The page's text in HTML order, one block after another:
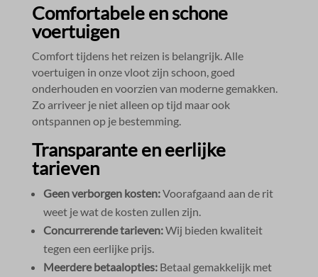
Comfortabele en schone
voertuigen
Comfort tijdens het reizen is belangrijk.​ Alle
voertuigen in onze vloot zijn schoon, goed
onderhouden en voorzien van moderne gemakken.​
Zo arriveer je niet alleen op tijd maar ook
ontspannen op je bestemming.​
Transparante en eerlijke
tarieven
Geen verborgen kosten:Voorafgaand aan de rit
weet je wat de kosten zullen zijn.​
Concurrerende tarieven:Wij bieden kwaliteit
tegen een eerlijke prijs.​
Meerdere betaalopties:Betaal gemakkelijk met